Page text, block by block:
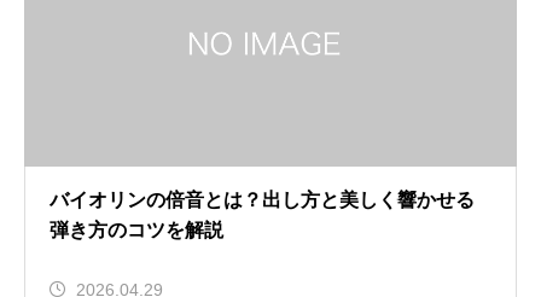
バイオリンの倍音とは？出し方と美しく響かせる
弾き方のコツを解説
2026.04.29